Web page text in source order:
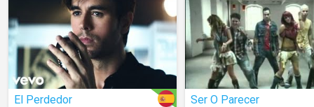
El Perdedor Ser O Parecer